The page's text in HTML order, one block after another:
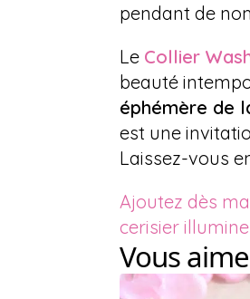
pendant de
Le Collier
beauté
éphémère de
est une
Laissez-vous
Ajoutez dès
cerisier
Vous